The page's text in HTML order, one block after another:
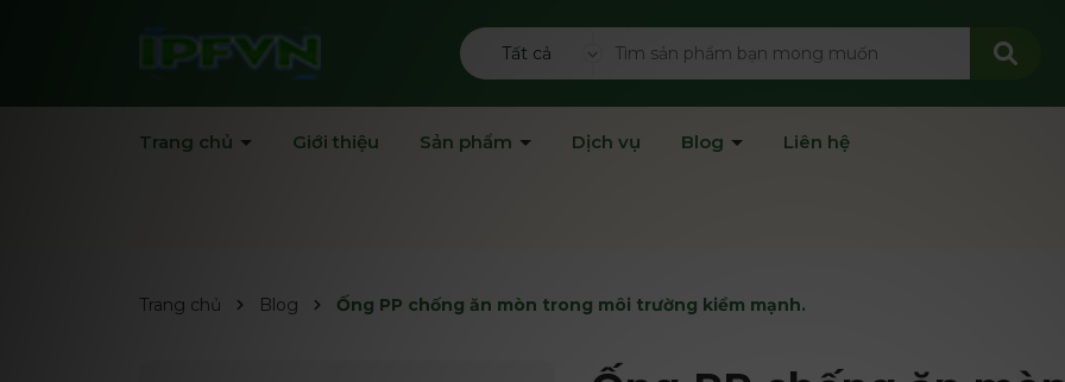
Tất cả
Trang chủ Giới thiệu Sản phẩm Dịch vụ Blog Liên hệ
Trang chủ Blog Ống PP chống ăn mòn trong môi trường kiềm mạnh.